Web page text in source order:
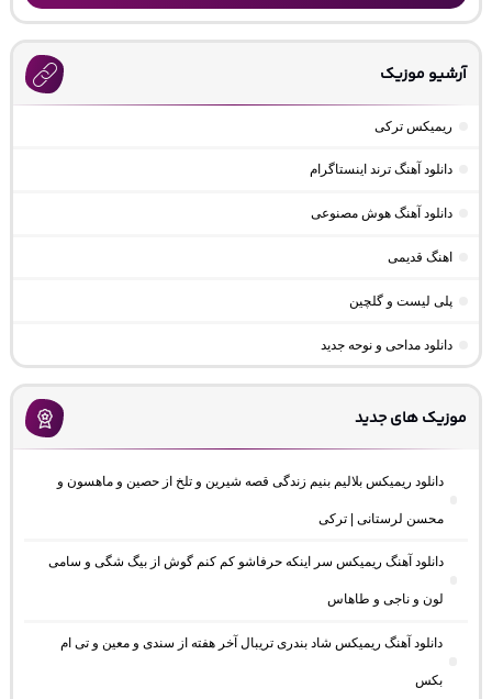
آرشیو موزیک
ریمیکس ترکی
دانلود آهنگ ترند اینستاگرام
دانلود آهنگ هوش مصنوعی
اهنگ قدیمی
پلی لیست و گلچین
دانلود مداحی و نوحه جدید
موزیک های جدید
دانلود ریمیکس بلالیم بنیم زندگی قصه شیرین و تلخ از حصین و ماهسون و
محسن لرستانی | ترکی
دانلود آهنگ ریمیکس سر اینکه حرفاشو کم کنم گوش از بیگ شگی و سامی
لون و ناجی و طاهاس
دانلود آهنگ ریمیکس شاد بندری تریبال آخر هفته از سندی و معین و تی ام
بکس